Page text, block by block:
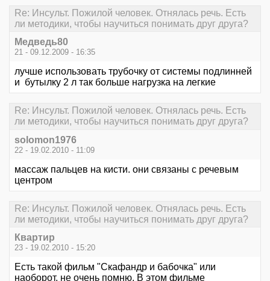
Re: Инсульт. Пожилой человек. Отнялась речь. Есть
ли методики, чтобы научиться понимать друг друга?
Медведь80
21 - 09.12.2009 - 16:35
лучше использовать трубочку от системы подлинней
и бутылку 2 л так больше нагрузка на легкие
Re: Инсульт. Пожилой человек. Отнялась речь. Есть
ли методики, чтобы научиться понимать друг друга?
solomon1976
22 - 19.02.2010 - 11:09
массаж пальцев на кисти. они связаны с речевым
центром
Re: Инсульт. Пожилой человек. Отнялась речь. Есть
ли методики, чтобы научиться понимать друг друга?
Квартир
23 - 19.02.2010 - 15:20
Есть такой фильм "Скафандр и бабочка" или
наоборот, не очень помню. В этом фильме